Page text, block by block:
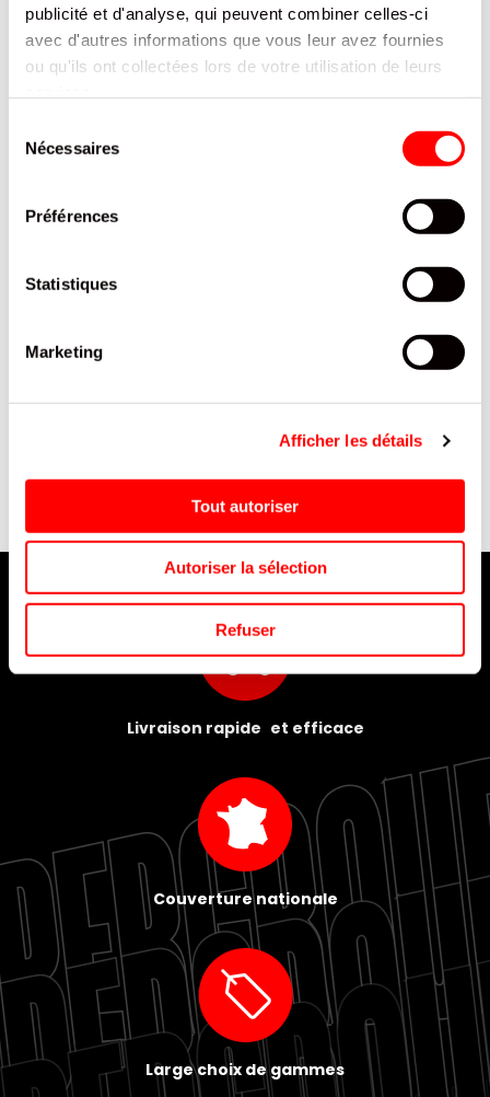
publicité et d'analyse, qui peuvent combiner celles-ci
avec d'autres informations que vous leur avez fournies
ou qu'ils ont collectées lors de votre utilisation de leurs
Nécessaires
Préférences
Statistiques
Marketing
Afficher les détails
Tout autoriser
Autoriser la sélection
Refuser
DOCUMENTATION
PRODUITS QUI POURRAIENT VOUS
INTERESSER
SANS FENETRE/500
BLASTER PR /12
Livraison rapide et efficace
Couverture nationale
Large choix de gammes